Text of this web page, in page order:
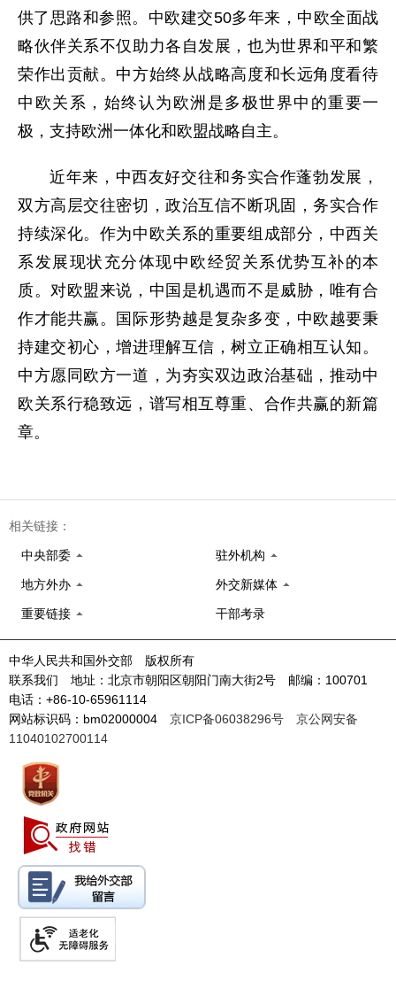
供了思路和参照。中欧建交50多年来，中欧全面战
略伙伴关系不仅助力各自发展，也为世界和平和繁
荣作出贡献。中方始终从战略高度和长远角度看待
中欧关系，始终认为欧洲是多极世界中的重要一
极，支持欧洲一体化和欧盟战略自主。
近年来，中西友好交往和务实合作蓬勃发展，
双方高层交往密切，政治互信不断巩固，务实合作
持续深化。作为中欧关系的重要组成部分，中西关
系发展现状充分体现中欧经贸关系优势互补的本
质。对欧盟来说，中国是机遇而不是威胁，唯有合
作才能共赢。国际形势越是复杂多变，中欧越要秉
持建交初心，增进理解互信，树立正确相互认知。
中方愿同欧方一道，为夯实双边政治基础，推动中
欧关系行稳致远，谱写相互尊重、合作共赢的新篇
章。
相关链接：
中央部委 驻外机构
地方外办 外交新媒体
重要链接 干部考录
中华人民共和国外交部 版权所有
联系我们 地址：北京市朝阳区朝阳门南大街2号 邮编：100701
电话：+86-10-65961114
网站标识码：bm02000004 京ICP备06038296号
京公网安备
11040102700114